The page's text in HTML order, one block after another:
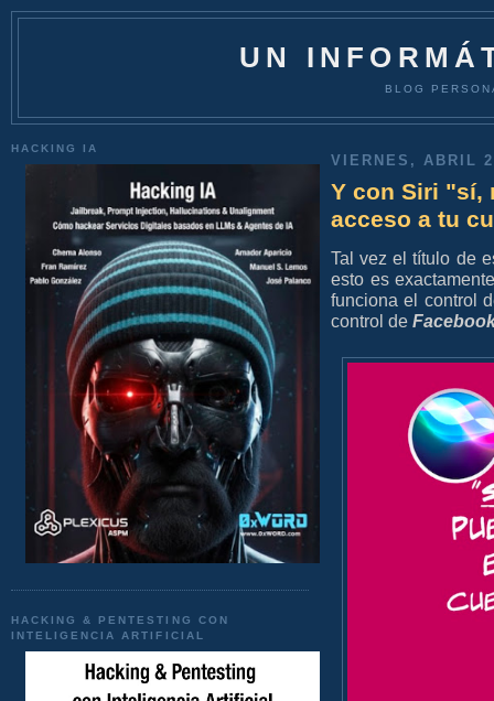
UN
BLOG
HACKING IA
HACKING & PENTESTING CON
INTELIGENCIA ARTIFICIAL
VIERNES, ABRIL
Y con Siri "sí,
acceso a tu
Tal vez el título de
esto es
funciona el control
control de